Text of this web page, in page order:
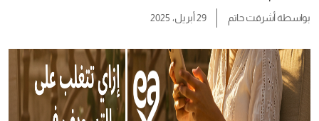
بواسطةأشرقت حاتم 29 أبريل، 2025